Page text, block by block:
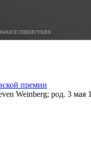
премии
Weinberg; род. 3